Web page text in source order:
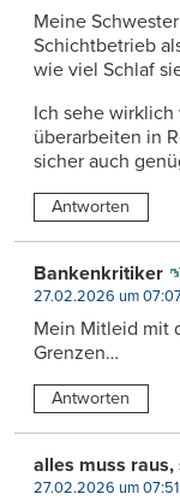
Meine
Schichtbetrieb
wie viel Schlaf
Ich sehe
überarbeiten in
sicher auch
Antworten
Bankenkritiker
27.02.2026 um
Mein Mitleid mit
Grenzen…
Antworten
alles muss raus,
27.02.2026 um 07:51